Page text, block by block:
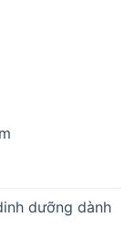
dưỡng dành